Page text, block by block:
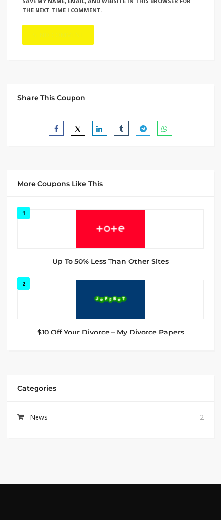
THE NEXT TIME I COMMENT.
Share This Coupon
More Coupons Like This
1
Up To 50% Less Than Other Sites
2
$10 Off Your Divorce – My Divorce Papers
Categories
News 2